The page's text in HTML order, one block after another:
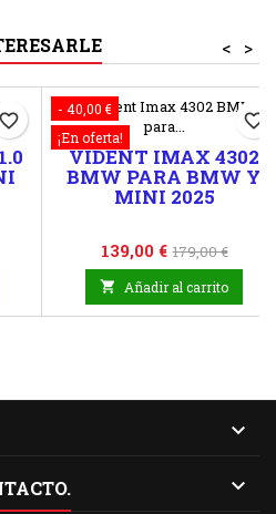
>
<
favorite_border
- 40,00 €
¡En oferta!
VIDENT IMAX 4302
BMW PARA BMW Y
MINI 2025
Precio
139,00 € Precio
base
179,00 €
 Añadir al carrito
favorite_border

